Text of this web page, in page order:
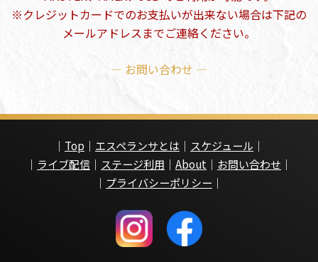
※クレジットカードでのお支払いが出来ない場合は下記の
メールアドレスまでご連絡ください。
— お問い合わせ —
｜ Top ｜ エスペランサとは ｜ スケジュール ｜
｜ ライブ配信 ｜ ステージ利用 ｜ About ｜ お問い合わせ ｜
｜ プライバシーポリシー ｜